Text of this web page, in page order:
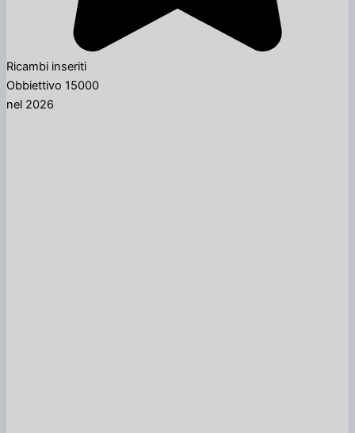
Ricambi inseriti
Obbiettivo 15000
nel 2026